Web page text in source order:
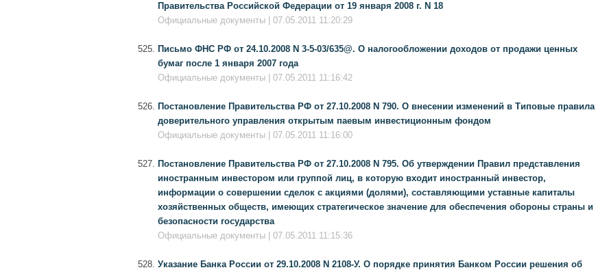
Правительства Российской Федерации от 19 января 2008 г. N 18
Официальные документы | 07.05.2011 11:20:29
Письмо ФНС РФ от 24.10.2008 N 3-5-03/635@. О налогообложении доходов от продажи ценных
бумаг после 1 января 2007 года
Официальные документы | 07.05.2011 11:16:42
Постановление Правительства РФ от 27.10.2008 N 790. О внесении изменений в Типовые правила
доверительного управления открытым паевым инвестиционным фондом
Официальные документы | 07.05.2011 11:16:00
Постановление Правительства РФ от 27.10.2008 N 795. Об утверждении Правил представления
иностранным инвестором или группой лиц, в которую входит иностранный инвестор,
информации о совершении сделок с акциями (долями), составляющими уставные капиталы
хозяйственных обществ, имеющих стратегическое значение для обеспечения обороны страны и
безопасности государства
Официальные документы | 07.05.2011 11:15:36
Указание Банка России от 29.10.2008 N 2108-У. О порядке принятия Банком России решения об